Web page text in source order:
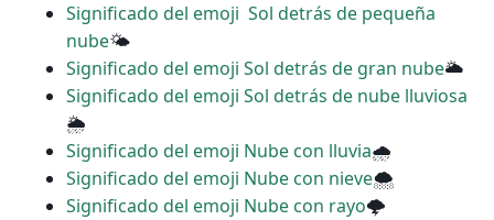
Significado del emoji ️ Sol detrás de pequeña
nube🌤
Significado del emoji Sol detrás de gran nube🌥
Significado del emoji Sol detrás de nube lluviosa
🌦
Significado del emoji Nube con lluvia🌧
Significado del emoji Nube con nieve🌨
Significado del emoji Nube con rayo🌩